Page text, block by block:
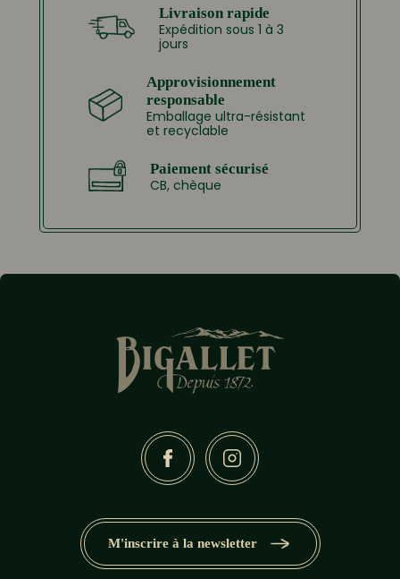
Livraison rapide
Expédition sous 1 à 3
jours
Approvisionnement
responsable
Emballage ultra-résistant
et recyclable
Paiement sécurisé
CB, chèque
M'inscrire à la newsletter